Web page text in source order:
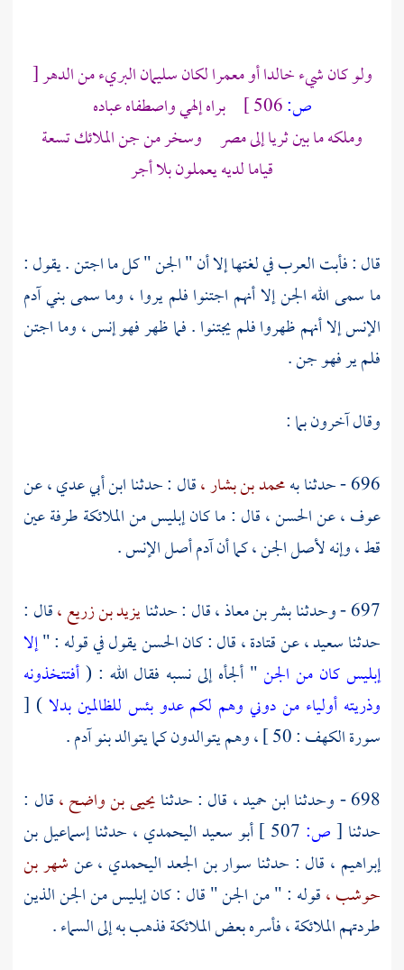
ولو كان شيء خالدا أو معمرا لكان سليمان البريء من الدهر[
ص:
براه إلهي واصطفاه عباده
وملكه ما بين ثريا إلى مصر وسخر من جن الملائك تسعة
قياما لديه يعملون بلا أجر
قال : فأبت العرب في لغتها إلا أن " الجن " كل ما اجتن . يقول :
ما سمى الله الجن إلا أنهم اجتنوا فلم يروا ، وما سمى بني آدم
الإنس إلا أنهم ظهروا فلم يجتنوا . فما ظهر فهو إنس ، وما اجتن
فلم ير فهو جن .
وقال آخرون بما :
696 - حدثنا به
محمد بن بشار ،قال : حدثناابن أبي عدي ،عن
عوف ،عنالحسن ،قال : ما كان إبليس من الملائكة طرفة عين
قط ، وإنه لأصل الجن ، كما أنآدمأصل الإنس .
697 - وحدثنا
بشر بن معاذ ،قال : حدثنايزيد بن زريع ،قال :
حدثناسعيد ،عنقتادة ،قال : كان الحسن يقول في قوله : "إلا
إبليس كان من الجن" ألجأه إلى نسبه فقال الله : (أفتتخذونه
وذريته أولياء من دوني وهم لكم عدو بئس للظالمين بدلا) [
سورة الكهف : 50 ] ، وهم يتوالدون كما يتوالد بنو آدم .
698 - وحدثنا
ابن حميد ، قال : حدثنايحيى بن واضح ،قال :
حدثنا [ص: أبو سعيد اليحمدي ، حدثناإسماعيل بن
إبراهيم ، قال : حدثنا سوار بن الجعد اليحمدي ،عنشهر بن
حوشب ،قوله : " من الجن " قال : كان إبليس من الجن الذين
طردتهم الملائكة ، فأسره بعض الملائكة فذهب به إلى السماء .